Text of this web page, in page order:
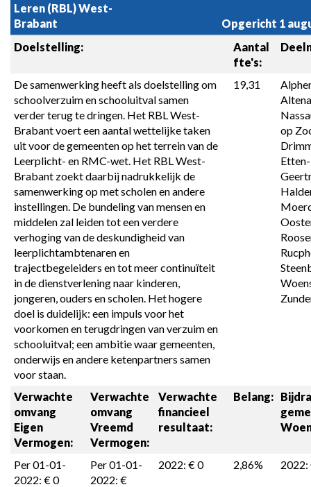
Leren (RBL) West-
Brabant
Opgericht 1
Doelstelling:
Aantal
fte's:
De samenwerking heeft als doelstelling om
schoolverzuim en schooluitval samen
verder terug te dringen. Het RBL West-
Brabant voert een aantal wettelijke taken
uit voor de gemeenten op het terrein van de
Leerplicht- en RMC-wet. Het RBL West-
Brabant zoekt daarbij nadrukkelijk de
samenwerking op met scholen en andere
instellingen. De bundeling van mensen en
middelen zal leiden tot een verdere
verhoging van de deskundigheid van
leerplichtambtenaren en
trajectbegeleiders en tot meer continuïteit
in de dienstverlening naar kinderen,
jongeren, ouders en scholen. Het hogere
doel is duidelijk: een impuls voor het
voorkomen en terugdringen van verzuim en
schooluitval; een ambitie waar gemeenten,
onderwijs en andere ketenpartners samen
voor staan.
19,31
op
Verwachte
omvang
Eigen
Vermogen:
Verwachte
omvang
Vreemd
Vermogen:
Verwachte
financieel
resultaat:
Belang:
Per 01-01-
2022: € 0
Per 01-01-
2022: €
2022: € 0 2,86% 2022: